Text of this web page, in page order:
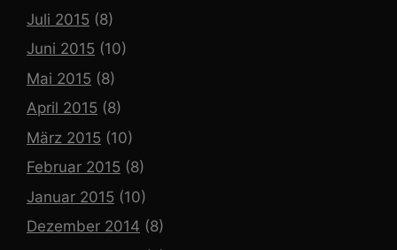
Juli 2015 (8)
Juni 2015 (10)
Mai 2015 (8)
April 2015 (8)
März 2015 (10)
Februar 2015 (8)
Januar 2015 (10)
Dezember 2014 (8)